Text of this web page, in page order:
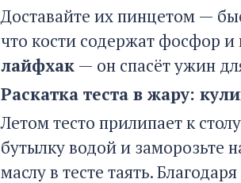
Доставайте их пинцетом —
что кости содержат фосфор и
лайфхак — он спасёт ужин
Раскатка теста в жару:
Летом тесто прилипает к
бутылку водой и заморозьте
маслу в тесте таять.